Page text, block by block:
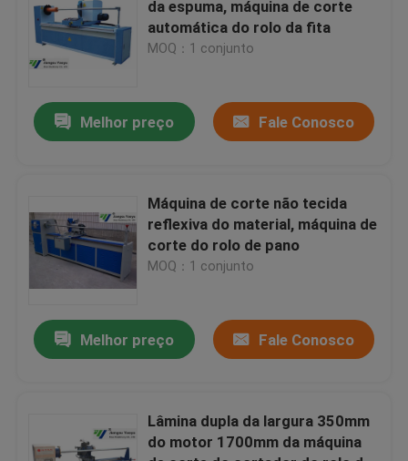
da espuma, máquina de corte
automática do rolo da fita
MOQ：1 conjunto
Melhor preço Fale Conosco
Máquina de corte não tecida
reflexiva do material, máquina de
corte do rolo de pano
MOQ：1 conjunto
Melhor preço Fale Conosco
Lâmina dupla da largura 350mm
do motor 1700mm da máquina